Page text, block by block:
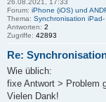
26.08.2021, 17:33
Forum: iPhone (iOS) und
Thema: Synchronisation iPad-
Antworten: 2
Zugriffe: 42893
Re:
Wie üblich:
fixe Antwort > Problem
Vielen Dank!